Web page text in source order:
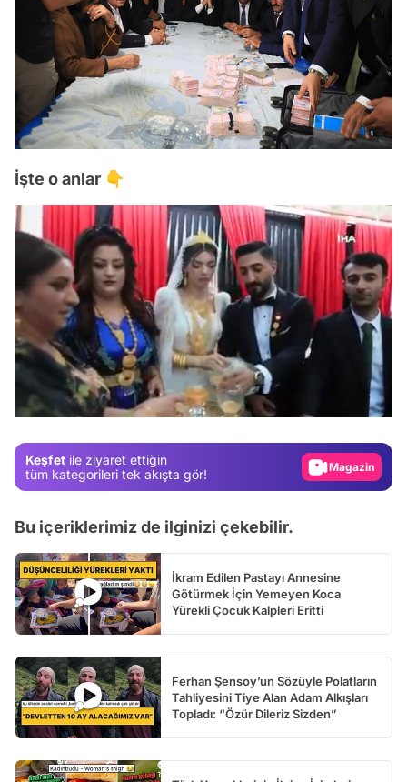
İşte o anlar 👇
/
Keşfet ile ziyaret ettiğin
tüm kategorileri tek akışta gör!
Video
Test
Gündem
Video
Bu içeriklerimiz de ilginizi çekebilir.
İkram Edilen Pastayı Annesine
Götürmek İçin Yemeyen Koca
Yürekli Çocuk Kalpleri Eritti
Ferhan Şensoy’un Sözüyle Polatların
Tahliyesini Tiye Alan Adam Alkışları
Topladı: “Özür Dileriz Sizden”